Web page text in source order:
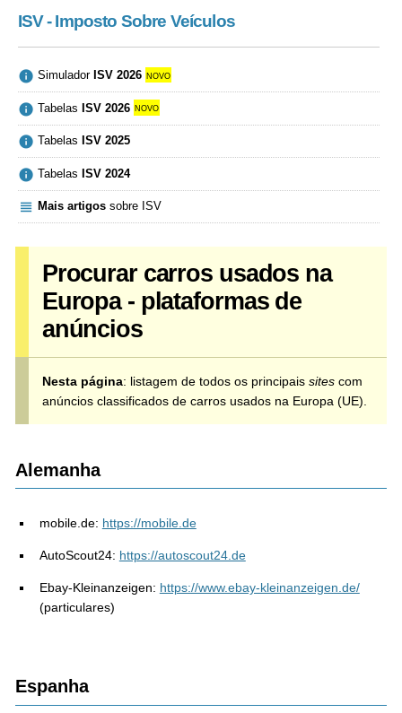
ISV - Imposto Sobre Veículos
 Simulador ISV 2026 novo
 Tabelas ISV 2026 novo
 Tabelas ISV 2025
 Tabelas ISV 2024
 Mais artigossobre ISV
Procurar carros usados na
Europa - plataformas de
anúncios
Nesta página: listagem de todos os principais sitescom
anúncios classificados de carros usados na Europa (UE).
Alemanha
mobile.de: https://mobile.de
AutoScout24: https://autoscout24.de
Ebay-Kleinanzeigen: https://www.ebay-kleinanzeigen.de/
(particulares)
Espanha